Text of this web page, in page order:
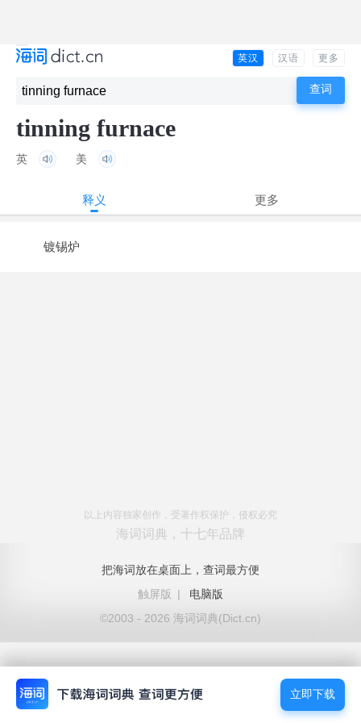
英汉 汉语 更多
tinning furnace
英 美
释义 更多
镀锡炉
以上内容独家创作，受著作权保护，侵权必究
海词词典，十七年品牌
把海词放在桌面上，查词最方便
触屏版
|
电脑版
©2003 - 2026 海词词典(Dict.cn)
立即下载
立即下载